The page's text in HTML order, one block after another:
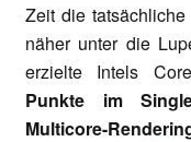
Zeit die
näher unter die
erzielte Intels
Punkte im
Multicore-